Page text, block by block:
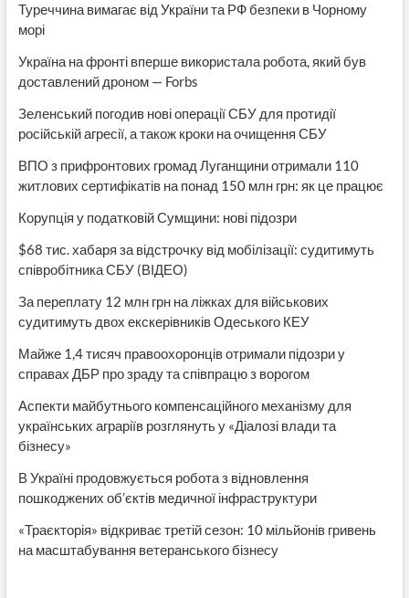
Туреччина вимагає від України та РФ безпеки в Чорному
морі
Україна на фронті вперше використала робота, який був
доставлений дроном — Forbs
Зеленський погодив нові операції СБУ для протидії
російській агресії, а також кроки на очищення СБУ
ВПО з прифронтових громад Луганщини отримали 110
житлових сертифікатів на понад 150 млн грн: як це працює
Корупція у податковій Сумщини: нові підозри
$68 тис. хабаря за відстрочку від мобілізації: судитимуть
співробітника СБУ (ВІДЕО)
За переплату 12 млн грн на ліжках для військових
судитимуть двох екскерівників Одеського КЕУ
Майже 1,4 тисяч правоохоронців отримали підозри у
справах ДБР про зраду та співпрацю з ворогом
Аспекти майбутнього компенсаційного механізму для
українських аграріїв розглянуть у «Діалозі влади та
бізнесу»
В Україні продовжується робота з відновлення
пошкоджених об’єктів медичної інфраструктури
«Траєкторія» відкриває третій сезон: 10 мільйонів гривень
на масштабування ветеранського бізнесу